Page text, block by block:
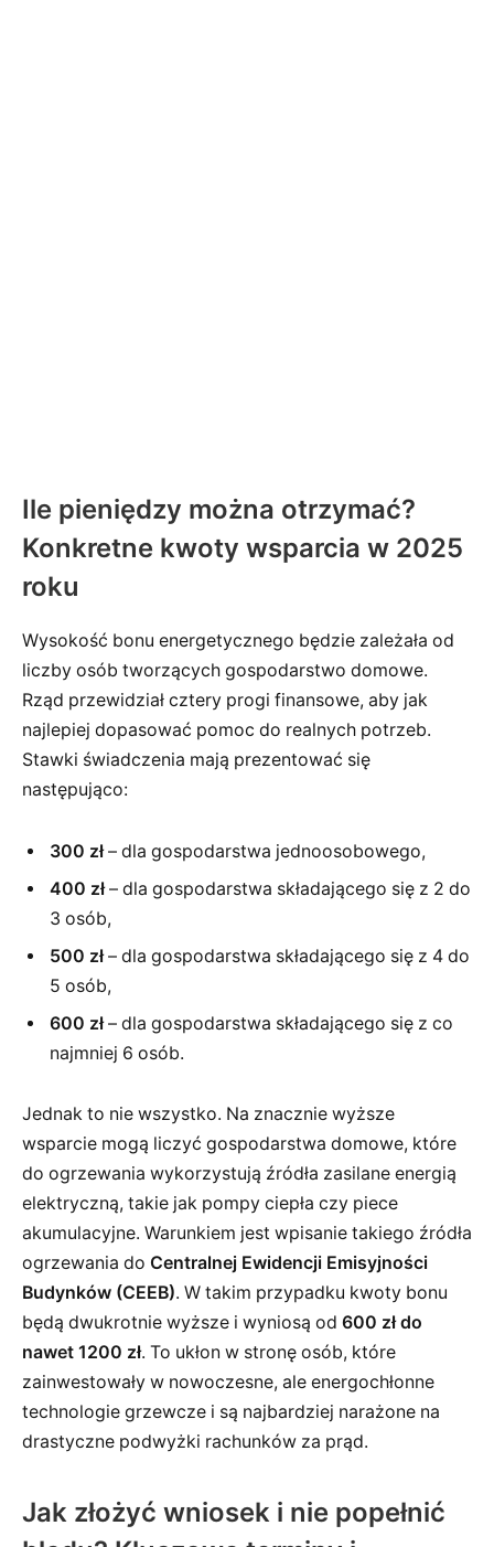
Ile pieniędzy można otrzymać?
Konkretne kwoty wsparcia w 2025
roku
Wysokość bonu energetycznego będzie zależała od
liczby osób tworzących gospodarstwo domowe.
Rząd przewidział cztery progi finansowe, aby jak
najlepiej dopasować pomoc do realnych potrzeb.
Stawki świadczenia mają prezentować się
następująco:
300 zł– dla gospodarstwa jednoosobowego,
400 zł– dla gospodarstwa składającego się z 2 do
3 osób,
500 zł– dla gospodarstwa składającego się z 4 do
5 osób,
600 zł– dla gospodarstwa składającego się z co
najmniej 6 osób.
Jednak to nie wszystko. Na znacznie wyższe
wsparcie mogą liczyć gospodarstwa domowe, które
do ogrzewania wykorzystują źródła zasilane energią
elektryczną, takie jak pompy ciepła czy piece
akumulacyjne. Warunkiem jest wpisanie takiego źródła
ogrzewania do Centralnej Ewidencji Emisyjności
Budynków (CEEB). W takim przypadku kwoty bonu
będą dwukrotnie wyższe i wyniosą od 600 zł do
nawet 1200 zł. To ukłon w stronę osób, które
zainwestowały w nowoczesne, ale energochłonne
technologie grzewcze i są najbardziej narażone na
drastyczne podwyżki rachunków za prąd.
Jak złożyć wniosek i nie popełnić